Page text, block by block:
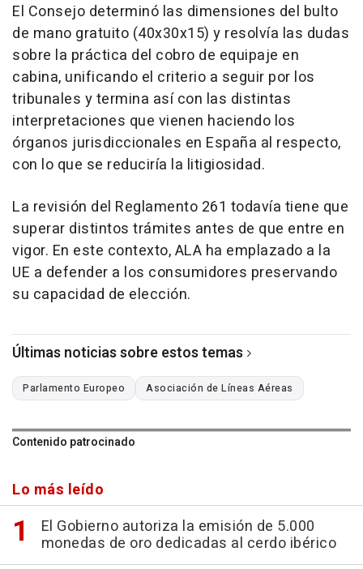
El Consejo determinó las dimensiones del bulto
de mano gratuito (40x30x15) y resolvía las dudas
sobre la práctica del cobro de equipaje en
cabina, unificando el criterio a seguir por los
tribunales y termina así con las distintas
interpretaciones que vienen haciendo los
órganos jurisdiccionales en España al respecto,
con lo que se reduciría la litigiosidad.
La revisión del Reglamento 261 todavía tiene que
superar distintos trámites antes de que entre en
vigor. En este contexto, ALA ha emplazado a la
UE a defender a los consumidores preservando
su capacidad de elección.
Últimas noticias sobre estos temas
Parlamento Europeo Asociación de Líneas Aéreas
Contenido patrocinado
Lo más leído
El Gobierno autoriza la emisión de 5.000
monedas de oro dedicadas al cerdo ibérico